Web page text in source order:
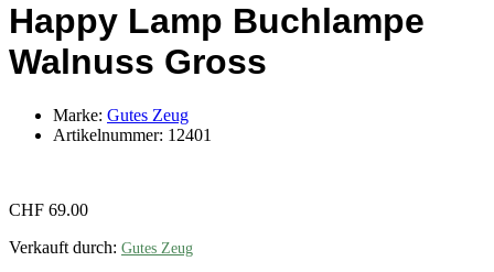
Happy Lamp Buchlampe
Walnuss Gross
Marke: Gutes Zeug
Artikelnummer: 12401
CHF 69.00
Verkauft durch: Gutes Zeug